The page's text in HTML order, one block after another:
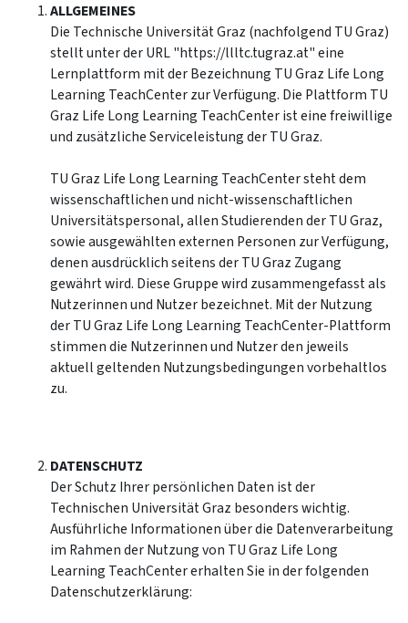
ALLGEMEINES
Die Technische Universität Graz (nachfolgend TU Graz)
stellt unter der URL "https://llltc.tugraz.at" eine
Lernplattform mit der Bezeichnung TU Graz Life Long
Learning TeachCenter zur Verfügung. Die Plattform TU
Graz Life Long Learning TeachCenter ist eine freiwillige
und zusätzliche Serviceleistung der TU Graz.
TU Graz Life Long Learning TeachCenter steht dem
wissenschaftlichen und nicht-wissenschaftlichen
Universitätspersonal, allen Studierenden der TU Graz,
sowie ausgewählten externen Personen zur Verfügung,
denen ausdrücklich seitens der TU Graz Zugang
gewährt wird. Diese Gruppe wird zusammengefasst als
Nutzerinnen und Nutzer bezeichnet. Mit der Nutzung
der TU Graz Life Long Learning TeachCenter-Plattform
stimmen die Nutzerinnen und Nutzer den jeweils
aktuell geltenden Nutzungsbedingungen vorbehaltlos
zu.
DATENSCHUTZ
Der Schutz Ihrer persönlichen Daten ist der
Technischen Universität Graz besonders wichtig.
Ausführliche Informationen über die Datenverarbeitung
im Rahmen der Nutzung von TU Graz Life Long
Learning TeachCenter erhalten Sie in der folgenden
Datenschutzerklärung: